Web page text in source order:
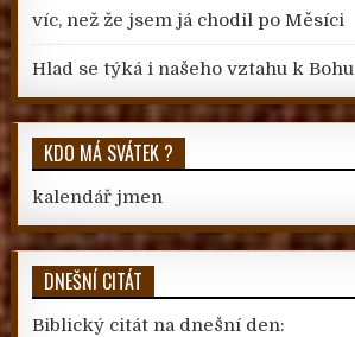
víc, než že jsem já chodil po Měsíci
Hlad se týká i našeho vztahu k Bohu
KDO MÁ SVÁTEK ?
kalendář jmen
DNEŠNÍ CITÁT
Biblický citát na dnešní den: